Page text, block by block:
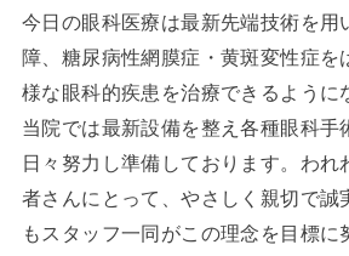
今日の眼科医療は最新先端技術を用
障、糖尿病性網膜症・黄斑変性症を
様な眼科的疾患を治療できるように
当院では最新設備を整え各種眼科手
日々努力し準備しております。われ
者さんにとって、やさしく親切で誠
もスタッフ一同がこの理念を目標に